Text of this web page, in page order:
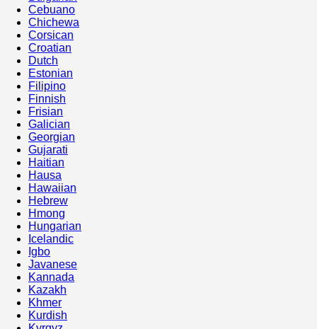
Cebuano
Chichewa
Corsican
Croatian
Dutch
Estonian
Filipino
Finnish
Frisian
Galician
Georgian
Gujarati
Haitian
Hausa
Hawaiian
Hebrew
Hmong
Hungarian
Icelandic
Igbo
Javanese
Kannada
Kazakh
Khmer
Kurdish